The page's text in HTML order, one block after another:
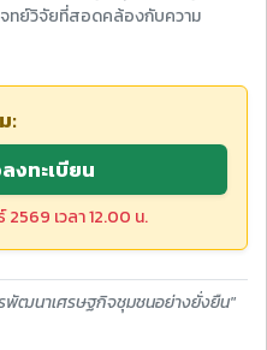
ทย์วิจัยที่สอดคล้องกับความ
:
งทะเบียน
2569 เวลา 12.00 น.
พัฒนาเศรษฐกิจชุมชนอย่างยั่งยืน"